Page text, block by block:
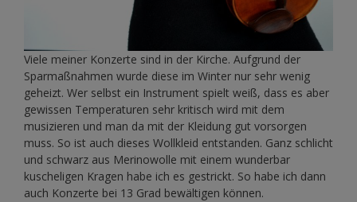
Viele meiner Konzerte sind in der Kirche. Aufgrund der
Sparmaßnahmen wurde diese im Winter nur sehr wenig
geheizt. Wer selbst ein Instrument spielt weiß, dass es aber
gewissen Temperaturen sehr kritisch wird mit dem
musizieren und man da mit der Kleidung gut vorsorgen
muss. So ist auch dieses Wollkleid entstanden. Ganz schlicht
und schwarz aus Merinowolle mit einem wunderbar
kuscheligen Kragen habe ich es gestrickt. So habe ich dann
auch Konzerte bei 13 Grad bewältigen können.